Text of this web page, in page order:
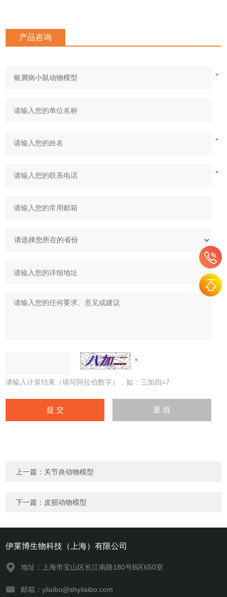
产品咨询
请输入计算结果（填写阿拉伯数字），如：三加四=7
上一篇： 关节炎动物模型
下一篇： 皮损动物模型
伊莱博生物科技（上海）有限公司
地址：上海市宝山区长江南路180号B区650室
邮箱：yilaibo@shyilaibo.com